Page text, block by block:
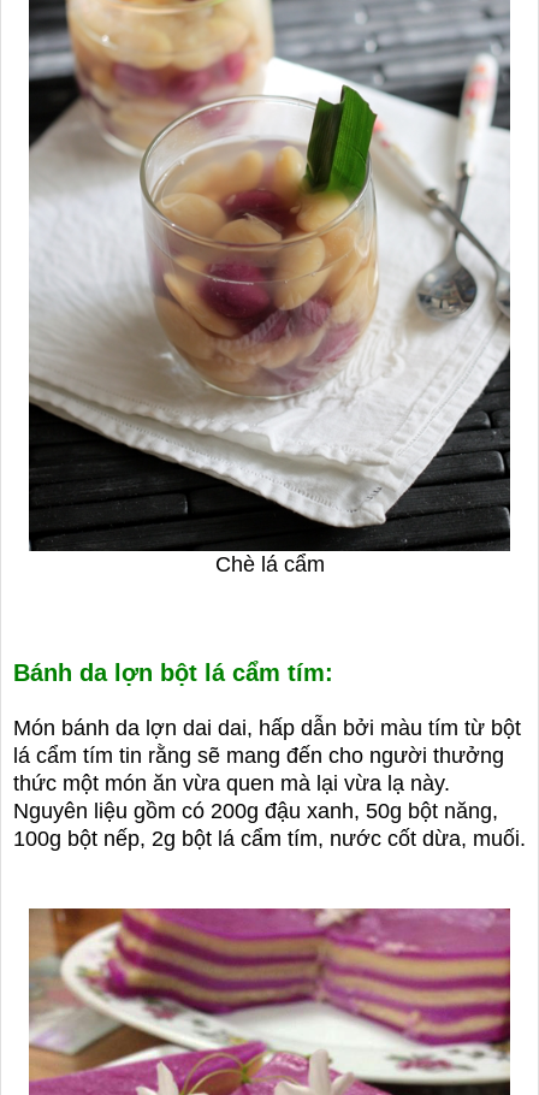
Chè lá cẩm
Bánh da lợn bột lá cẩm tím:
Món bánh da lợn dai dai, hấp dẫn bởi màu tím từ bột
lá cẩm tím tin rằng sẽ mang đến cho người thưởng
thức một món ăn vừa quen mà lại vừa lạ này.
Nguyên liệu gồm có 200g đậu xanh, 50g bột năng,
100g bột nếp, 2g bột lá cẩm tím, nước cốt dừa, muối.